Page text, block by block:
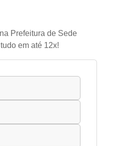
Prefeitura de Sede
em até 12x!